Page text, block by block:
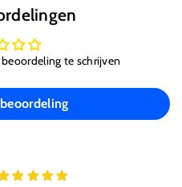
te schrijven